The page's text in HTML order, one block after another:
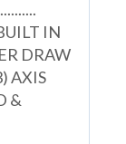
IN
DRAW
AXIS
&